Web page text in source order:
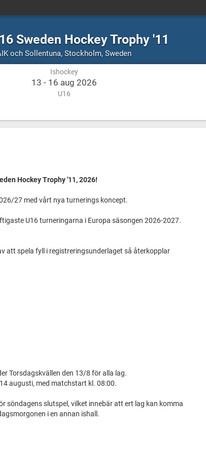
Sweden Hockey Trophy '11
och Sollentuna, Ishockey
Stockholm, SwedenStockholm,
Sweden
Ishockey
13 - 16 aug 2026
U16
Hockey Trophy '11, 2026!
27 med vårt nya turnerings koncept.
U16 turneringarna i Europa säsongen 2026-2027.
att spela fyll i registreringsunderlaget så återkopplar
Torsdagskvällen den 13/8 för alla lag.
augusti, med matchstart kl. 08:00.
söndagens slutspel, vilket innebär att ert lag kan komma
i en annan ishall.